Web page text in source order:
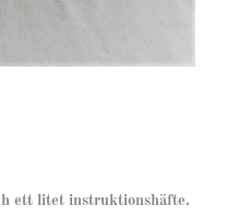
ett litet instruktionshäfte.